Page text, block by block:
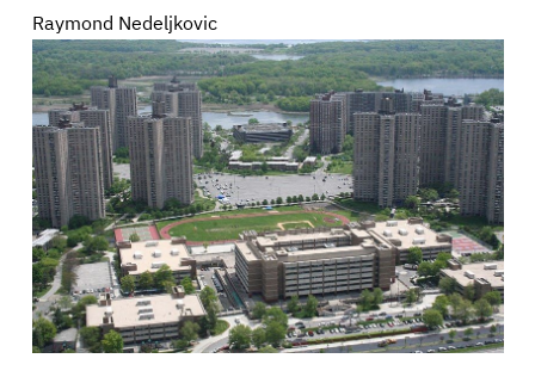
Raymond Nedeljkovic